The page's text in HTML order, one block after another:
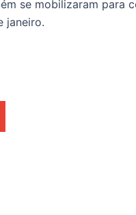
se mobilizaram para
janeiro.